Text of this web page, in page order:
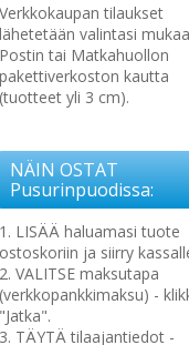
Verkkokaupan tilaukset
lähetetään valintasi
Postin tai Matkahuollon
pakettiverkoston kautta
(tuotteet yli 3 cm).
NÄIN OSTAT
Pusurinpuodissa:
1. LISÄÄ haluamasi tuote
ostoskoriin ja siirry
2. VALITSE maksutapa
(verkkopankkimaksu) -
"Jatka".
3. TÄYTÄ tilaajantiedot -